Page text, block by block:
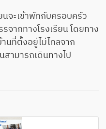
ะเข้าพักกับครอบครัว
ากทางโรงเรียน โดยทาง
นที่ตั้งอยู่ไม่ไกลจาก
สามารถเดินทางไป